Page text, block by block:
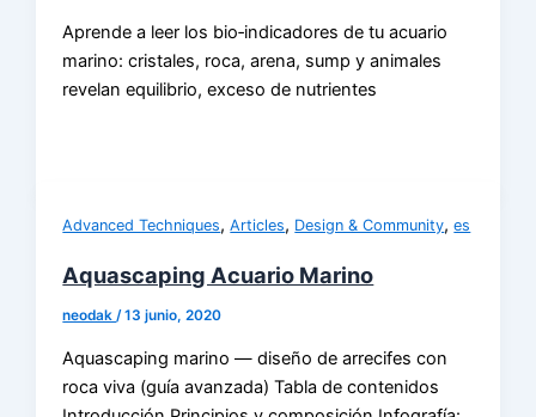
Aprende a leer los bio‑indicadores de tu acuario
marino: cristales, roca, arena, sump y animales
revelan equilibrio, exceso de nutrientes
Advanced Techniques,Articles, Design & Community,es
Aquascaping Acuario Marino
neodak/13 junio, 2020
Aquascaping marino — diseño de arrecifes con
roca viva (guía avanzada) Tabla de contenidos